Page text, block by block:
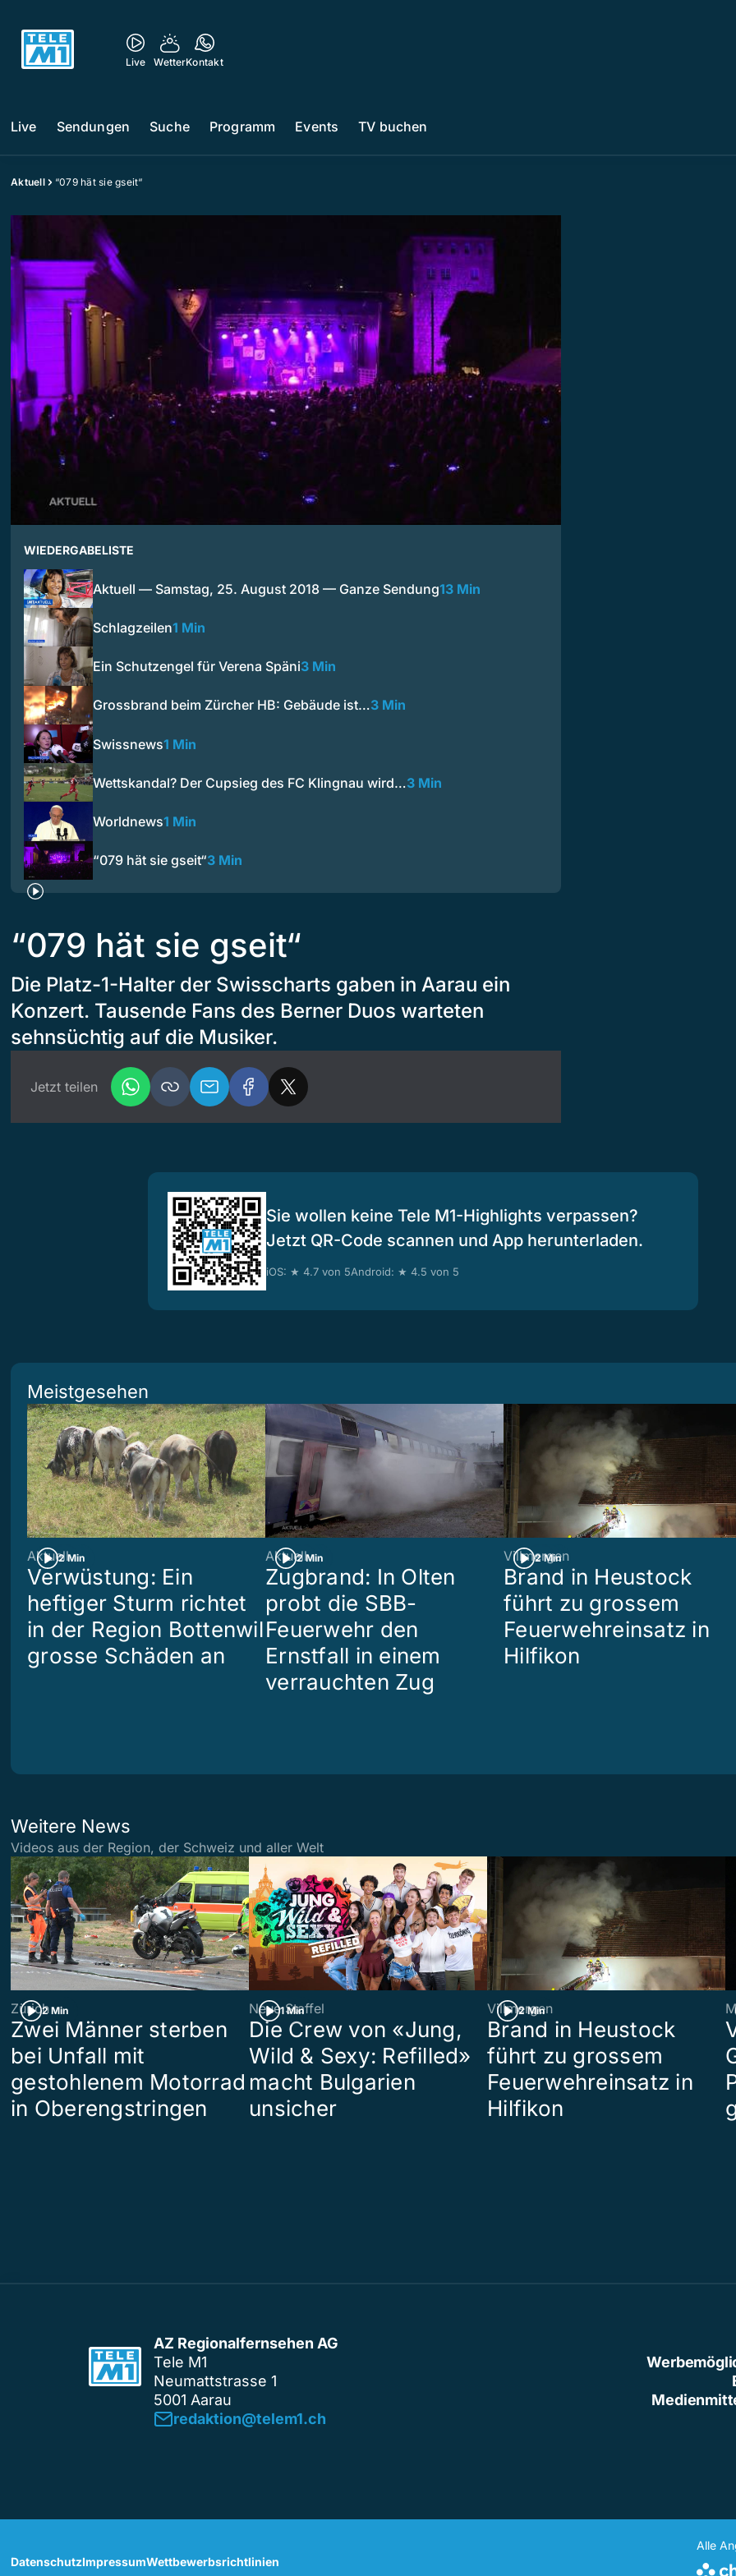
Live WetterKontakt
Live Sendungen Suche Programm Events TV buchen
Aktuell “079 hät sie gseit“
WIEDERGABELISTE
Aktuell — Samstag, 25. August 2018 — Ganze Sendung13 Min
Schlagzeilen1 Min
Ein Schutzengel für Verena Späni3 Min
Grossbrand beim Zürcher HB: Gebäude ist…3 Min
Swissnews1 Min
Wettskandal? Der Cupsieg des FC Klingnau wird…3 Min
Worldnews1 Min
“079 hät sie gseit“3 Min
“079 hät sie gseit“
Die Platz-1-Halter der Swisscharts gaben in Aarau ein
Konzert. Tausende Fans des Berner Duos warteten
sehnsüchtig auf die Musiker.
Jetzt teilen
Sie wollen keine Tele M1-Highlights verpassen?
Jetzt QR-Code scannen und App herunterladen.
iOS: ★ 4.7 von 5Android: ★ 4.5 von 5
Meistgesehen
2 Min
Aktuell
Verwüstung: Ein
heftiger Sturm richtet
in der Region Bottenwil
grosse Schäden an
2 Min
Aktuell
Zugbrand: In Olten
probt die SBB-
Feuerwehr den
Ernstfall in einem
verrauchten Zug
2 Min
Villmergen
Brand in Heustock
führt zu grossem
Feuerwehreinsatz in
Hilfikon
Weitere News
Videos aus der Region, der Schweiz und aller Welt
2 Min
Zürich
Zwei Männer sterben
bei Unfall mit
gestohlenem Motorrad
in Oberengstringen
1 Min
Neue Staffel
Die Crew von «Jung,
Wild & Sexy: Refilled»
macht Bulgarien
unsicher
2 Min
Villmergen
Brand in Heustock
führt zu grossem
Feuerwehreinsatz in
Hilfikon
AZ Regionalfernsehen AG
Tele M1
Neumattstrasse 1
5001 Aarau
redaktion@telem1.ch
DatenschutzImpressumWettbewerbsrichtlinien
Alle